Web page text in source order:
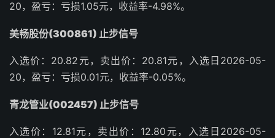
20，盈亏：亏损1.05元，收益率-4.98%。
美畅股份(300861) 止步信号
入选价：20.82元，卖出价：20.81元，入选日2026-05-
20，盈亏：亏损0.01元，收益率-0.05%。
青龙管业(002457) 止步信号
入选价：12.81元，卖出价：12.80元，入选日2026-05-